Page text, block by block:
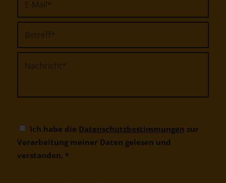
Ich habe die Datenschutzbestimmungen zur
Verarbeitung meiner Daten gelesen und
verstanden. *